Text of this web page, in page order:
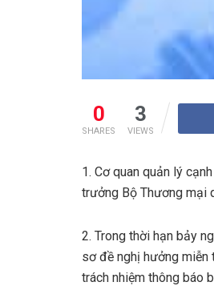
0
SHARES
3
VIEWS
1. Cơ quan quản lý
trưởng Bộ Thương mại
2. Trong thời hạn bảy
sơ đề nghị hưởng miễn
trách nhiệm thông báo